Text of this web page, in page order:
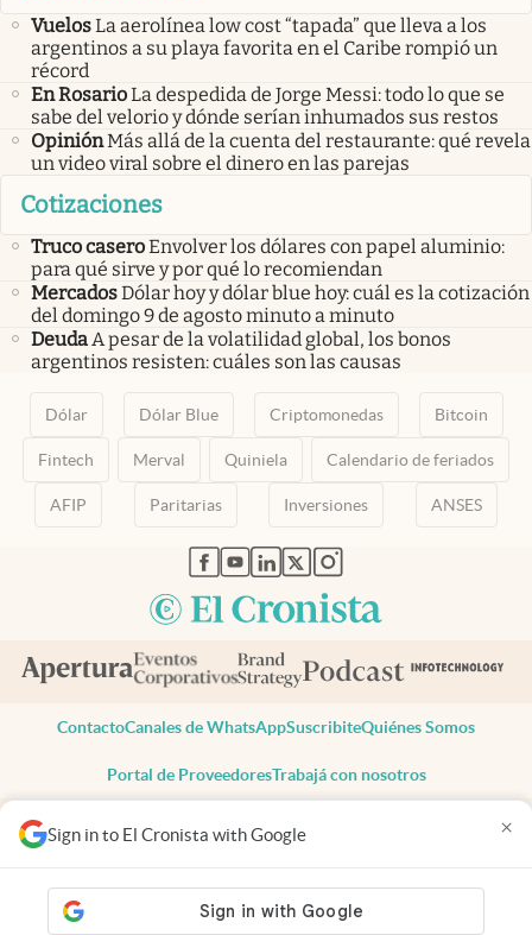
Sign in to El Cronista with Google ×
VuelosLa aerolínea low cost “tapada” que lleva a los
argentinos a su playa favorita en el Caribe rompió un
récord
En RosarioLa despedida de Jorge Messi: todo lo que se
sabe del velorio y dónde serían inhumados sus restos
OpiniónMás allá de la cuenta del restaurante: qué revela
un video viral sobre el dinero en las parejas
Cotizaciones
Truco caseroEnvolver los dólares con papel aluminio:
para qué sirve y por qué lo recomiendan
MercadosDólar hoy y dólar blue hoy: cuál es la cotización
del domingo 9 de agosto minuto a minuto
Deuda A pesar de la volatilidad global, los bonos
argentinos resisten: cuáles son las causas
Dólar Dólar Blue Criptomonedas Bitcoin
Fintech Merval Quiniela Calendario de feriados
AFIP Paritarias Inversiones ANSES
abre en nueva pestaña
abre en nueva pestaña
abre en nueva pestaña
abre en nueva pestaña
abre en nueva pestaña
ContactoCanales de WhatsAppSuscribiteQuiénes Somos
Portal de ProveedoresTrabajá con nosotros
Todos los derechos reservados
Privacidad
Consentimiento